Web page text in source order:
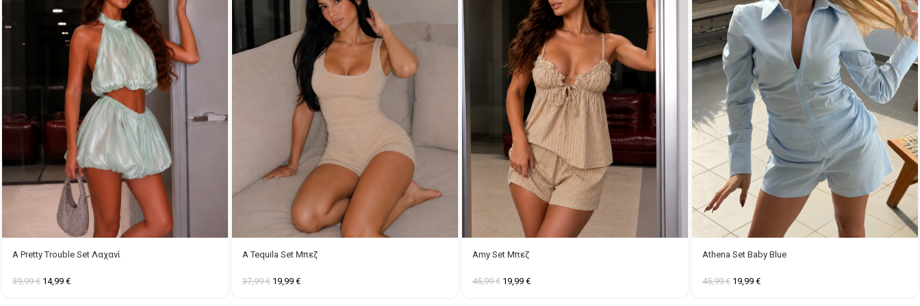
A Pretty Trouble Set Λαχανί
39,99€ 14,99 €
A Tequila Set Μπεζ
37,99€ 19,99 €
Amy Set Μπεζ
45,99€ 19,99 €
Athena Set Baby Blue
45,99€ 19,99 €